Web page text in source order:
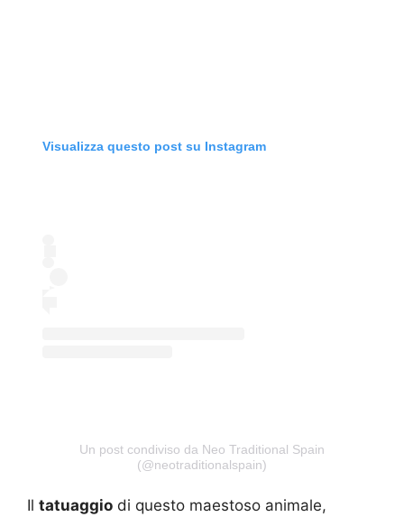
Visualizza questo post su Instagram
Un post condiviso da Neo Traditional Spain
(@neotraditionalspain)
Il tatuaggio di questo maestoso animale,